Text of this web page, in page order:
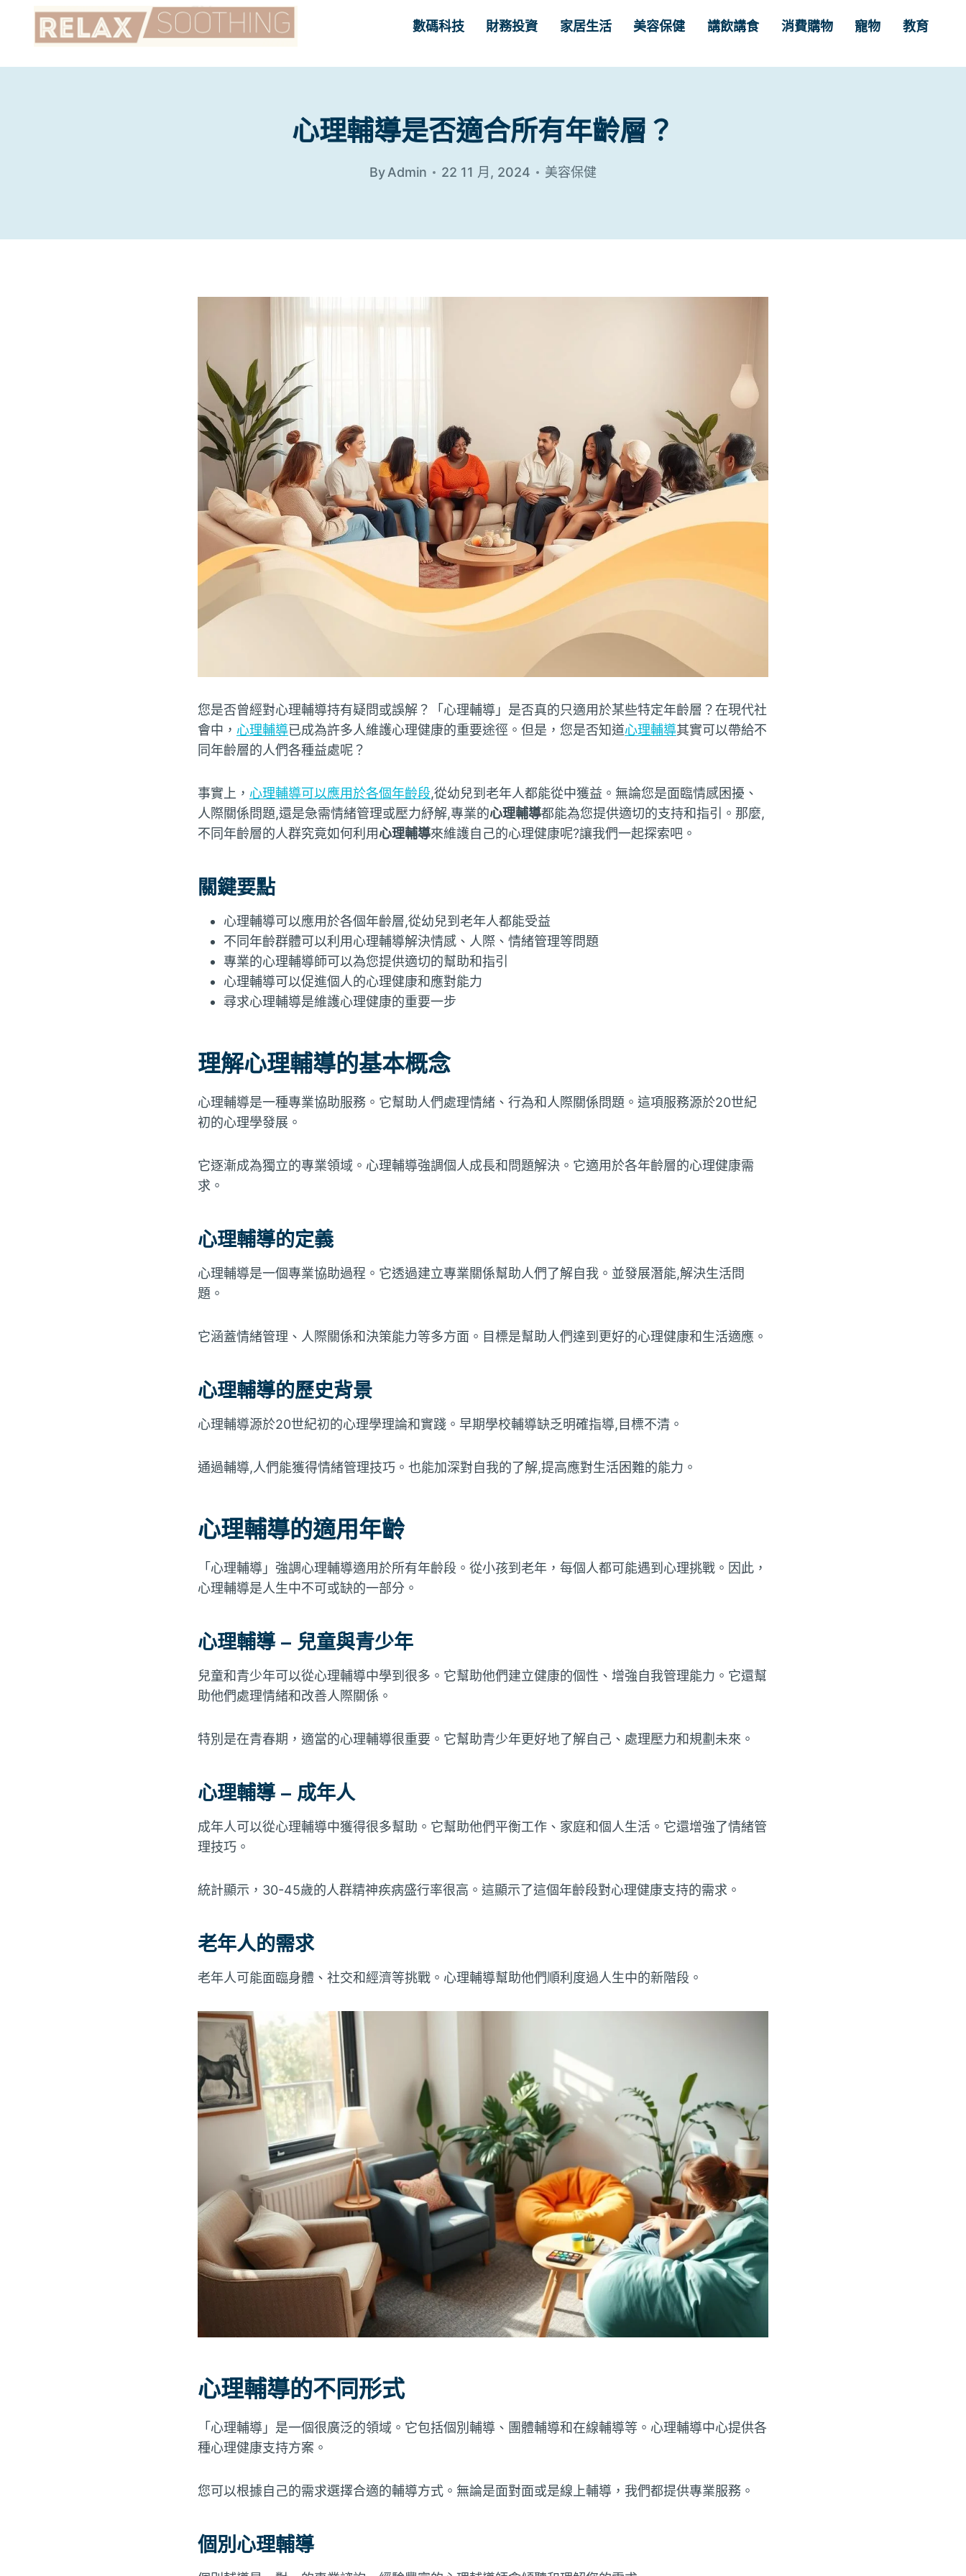
數碼科技 財務投資 家居生活 美容保健 講飲講食 消費購物 寵物 教育
心理輔導是否適合所有年齡層？
ByAdmin 22 11 月, 2024 美容保健
您是否曾經對心理輔導持有疑問或誤解？「心理輔導」是否真的只適用於某些特定年齡層？在現代社
會中， 心理輔導已成為許多人維護心理健康的重要途徑。但是，您是否知道心理輔導其實可以帶給不
同年齡層的人們各種益處呢？
事實上， 心理輔導可以應用於各個年齡段,從幼兒到老年人都能從中獲益。無論您是面臨情感困擾、
人際關係問題,還是急需情緒管理或壓力紓解,專業的心理輔導都能為您提供適切的支持和指引。那麼,
不同年齡層的人群究竟如何利用心理輔導來維護自己的心理健康呢?讓我們一起探索吧。
關鍵要點
心理輔導可以應用於各個年齡層,從幼兒到老年人都能受益
不同年齡群體可以利用心理輔導解決情感、人際、情緒管理等問題
專業的心理輔導師可以為您提供適切的幫助和指引
心理輔導可以促進個人的心理健康和應對能力
尋求心理輔導是維護心理健康的重要一步
理解心理輔導的基本概念
心理輔導是一種專業協助服務。它幫助人們處理情緒、行為和人際關係問題。這項服務源於20世紀
初的心理學發展。
它逐漸成為獨立的專業領域。心理輔導強調個人成長和問題解決。它適用於各年齡層的心理健康需
求。
心理輔導的定義
心理輔導是一個專業協助過程。它透過建立專業關係幫助人們了解自我。並發展潛能,解決生活問
題。
它涵蓋情緒管理、人際關係和決策能力等多方面。目標是幫助人們達到更好的心理健康和生活適應。
心理輔導的歷史背景
心理輔導源於20世紀初的心理學理論和實踐。早期學校輔導缺乏明確指導,目標不清。
通過輔導,人們能獲得情緒管理技巧。也能加深對自我的了解,提高應對生活困難的能力。
心理輔導的適用年齡
「心理輔導」強調心理輔導適用於所有年齡段。從小孩到老年，每個人都可能遇到心理挑戰。因此，
心理輔導是人生中不可或缺的一部分。
心理輔導 – 兒童與青少年
兒童和青少年可以從心理輔導中學到很多。它幫助他們建立健康的個性、增強自我管理能力。它還幫
助他們處理情緒和改善人際關係。
特別是在青春期，適當的心理輔導很重要。它幫助青少年更好地了解自己、處理壓力和規劃未來。
心理輔導 – 成年人
成年人可以從心理輔導中獲得很多幫助。它幫助他們平衡工作、家庭和個人生活。它還增強了情緒管
理技巧。
統計顯示，30-45歲的人群精神疾病盛行率很高。這顯示了這個年齡段對心理健康支持的需求。
老年人的需求
老年人可能面臨身體、社交和經濟等挑戰。心理輔導幫助他們順利度過人生中的新階段。
心理輔導的不同形式
「心理輔導」是一個很廣泛的領域。它包括個別輔導、團體輔導和在線輔導等。心理輔導中心提供各
種心理健康支持方案。
您可以根據自己的需求選擇合適的輔導方式。無論是面對面或是線上輔導，我們都提供專業服務。
個別心理輔導